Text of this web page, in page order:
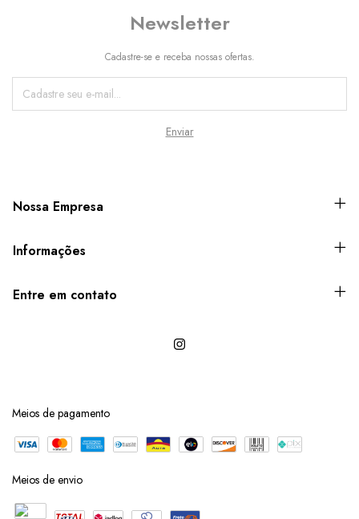
Newsletter
Cadastre-se e receba nossas ofertas.
Nossa Empresa
Informações
Entre em contato
Meios de pagamento
Meios de envio